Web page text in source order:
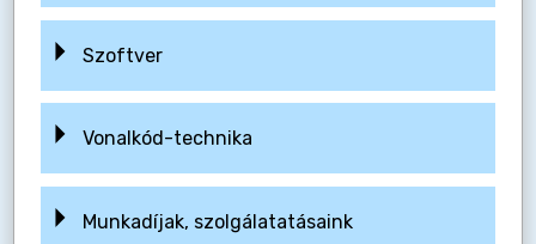
Szoftver
Vonalkód-technika
Munkadíjak, szolgálatatásaink